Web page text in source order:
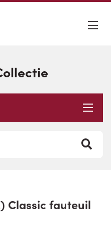
Classic fauteuil